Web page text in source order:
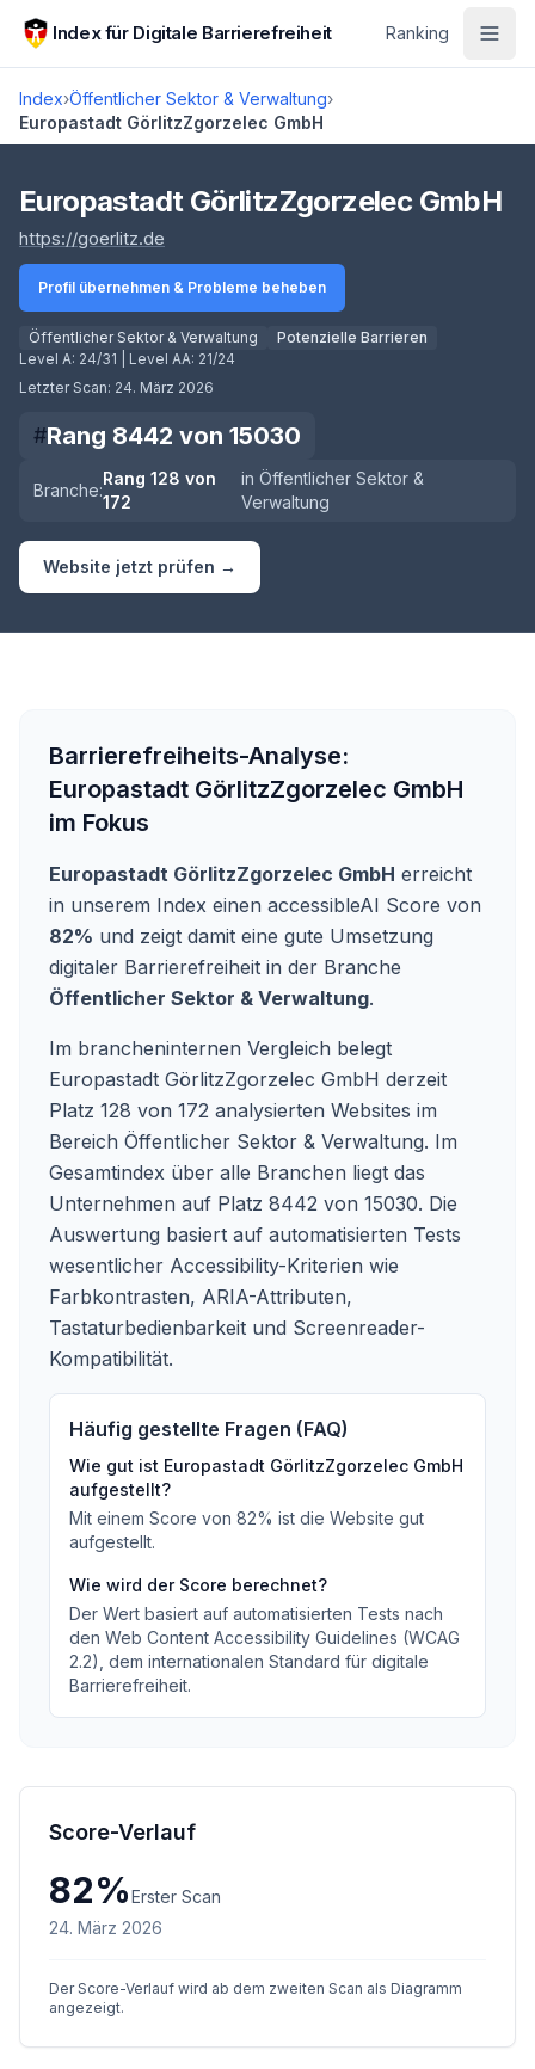
Zum Hauptinhalt springen
Index für Digitale Barrierefreiheit Ranking
Index›Öffentlicher Sektor & Verwaltung›
Europastadt GörlitzZgorzelec GmbH
Score lädt
Europastadt GörlitzZgorzelec GmbH
https://goerlitz.de
Profil übernehmen & Probleme beheben
Öffentlicher Sektor & Verwaltung
Potenzielle Barrieren
Level A: 24/31 | Level AA: 21/24
Letzter Scan: 24. März 2026
#Rang 8442 von 15030
Branche:
Rang 128 von
172
inÖffentlicher Sektor &
Verwaltung
Website jetzt prüfen →
Barrierefreiheits-Analyse:
Europastadt GörlitzZgorzelec GmbH
im Fokus
Europastadt GörlitzZgorzelec GmbH erreicht
in unserem Index einen accessibleAI Score von
82% und zeigt damit eine gute Umsetzung
digitaler Barrierefreiheit in der Branche
Öffentlicher Sektor & Verwaltung.
Im brancheninternen Vergleich belegt
Europastadt GörlitzZgorzelec GmbH derzeit
Platz 128 von 172 analysierten Websites im
Bereich Öffentlicher Sektor & Verwaltung. Im
Gesamtindex über alle Branchen liegt das
Unternehmen auf Platz 8442 von 15030. Die
Auswertung basiert auf automatisierten Tests
wesentlicher Accessibility-Kriterien wie
Farbkontrasten, ARIA-Attributen,
Tastaturbedienbarkeit und Screenreader-
Kompatibilität.
Häufig gestellte Fragen (FAQ)
Wie gut ist Europastadt GörlitzZgorzelec GmbH
aufgestellt?
Mit einem Score von 82% ist die Website gut
aufgestellt.
Wie wird der Score berechnet?
Der Wert basiert auf automatisierten Tests nach
den Web Content Accessibility Guidelines (WCAG
2.2), dem internationalen Standard für digitale
Barrierefreiheit.
Score-Verlauf
82%Erster Scan
24. März 2026
Der Score-Verlauf wird ab dem zweiten Scan als Diagramm
angezeigt.